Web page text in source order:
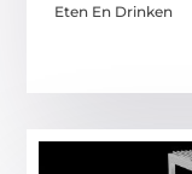
Eten En Drinken